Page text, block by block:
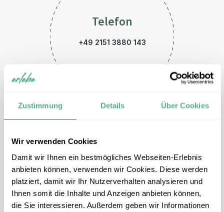
Zustimmung Details Über Cookies
Wir verwenden Cookies
Damit wir Ihnen ein bestmögliches Webseiten-Erlebnis
anbieten können, verwenden wir Cookies. Diese werden
platziert, damit wir Ihr Nutzerverhalten analysieren und
Ihnen somit die Inhalte und Anzeigen anbieten können,
die Sie interessieren. Außerdem geben wir Informationen
Telefon
+49 2151 3880 143
E-Mail
kanada@erlebe.de